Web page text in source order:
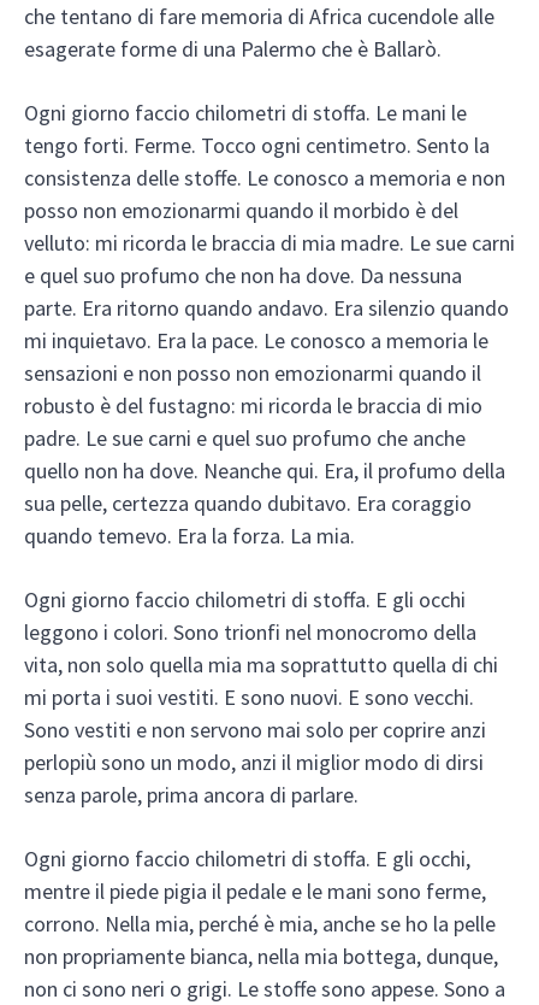
che tentano di fare memoria di Africa cucendole alle
esagerate forme di una Palermo che è Ballarò.
Ogni giorno faccio chilometri di stoffa. Le mani le
tengo forti. Ferme. Tocco ogni centimetro. Sento la
consistenza delle stoffe. Le conosco a memoria e non
posso non emozionarmi quando il morbido è del
velluto: mi ricorda le braccia di mia madre. Le sue carni
e quel suo profumo che non ha dove. Da nessuna
parte. Era ritorno quando andavo. Era silenzio quando
mi inquietavo. Era la pace. Le conosco a memoria le
sensazioni e non posso non emozionarmi quando il
robusto è del fustagno: mi ricorda le braccia di mio
padre. Le sue carni e quel suo profumo che anche
quello non ha dove. Neanche qui. Era, il profumo della
sua pelle, certezza quando dubitavo. Era coraggio
quando temevo. Era la forza. La mia.
Ogni giorno faccio chilometri di stoffa. E gli occhi
leggono i colori. Sono trionfi nel monocromo della
vita, non solo quella mia ma soprattutto quella di chi
mi porta i suoi vestiti. E sono nuovi. E sono vecchi.
Sono vestiti e non servono mai solo per coprire anzi
perlopiù sono un modo, anzi il miglior modo di dirsi
senza parole, prima ancora di parlare.
Ogni giorno faccio chilometri di stoffa. E gli occhi,
mentre il piede pigia il pedale e le mani sono ferme,
corrono. Nella mia, perché è mia, anche se ho la pelle
non propriamente bianca, nella mia bottega, dunque,
non ci sono neri o grigi. Le stoffe sono appese. Sono a